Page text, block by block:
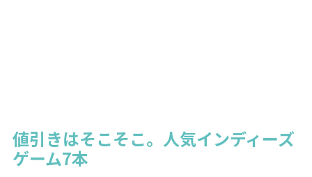
値引きはそこそこ。人気インディーズ
ゲーム7本